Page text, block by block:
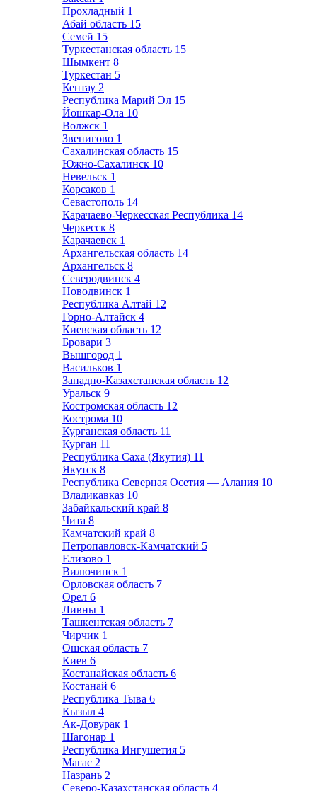
Прохладный 1
Абай область 15
Семей 15
Туркестанская область 15
Шымкент 8
Туркестан 5
Кентау 2
Республика Марий Эл 15
Йошкар-Ола 10
Волжск 1
Звенигово 1
Сахалинская область 15
Южно-Сахалинск 10
Невельск 1
Корсаков 1
Севастополь 14
Карачаево-Черкесская Республика 14
Черкесск 8
Карачаевск 1
Архангельская область 14
Архангельск 8
Северодвинск 4
Новодвинск 1
Республика Алтай 12
Горно-Алтайск 4
Киевская область 12
Бровари 3
Вышгород 1
Васильков 1
Западно-Казахстанская область 12
Уральск 9
Костромская область 12
Кострома 10
Курганская область 11
Курган 11
Республика Саха (Якутия) 11
Якутск 8
Республика Северная Осетия — Алания 10
Владикавказ 10
Забайкальский край 8
Чита 8
Камчатский край 8
Петропавловск-Камчатский 5
Елизово 1
Вилючинск 1
Орловская область 7
Орел 6
Ливны 1
Ташкентская область 7
Чирчик 1
Ошская область 7
Киев 6
Костанайская область 6
Костанай 6
Республика Тыва 6
Кызыл 4
Ак-Довурак 1
Шагонар 1
Республика Ингушетия 5
Магас 2
Назрань 2
Северо-Казахстанская область 4